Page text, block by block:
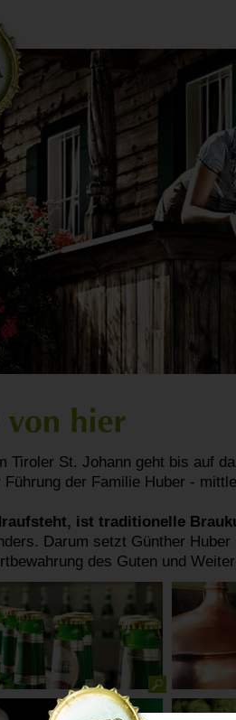
Tiroler St. Johann geht bis auf
der Familie Huber -
ist traditionelle
Darum setzt Günther
des Guten und